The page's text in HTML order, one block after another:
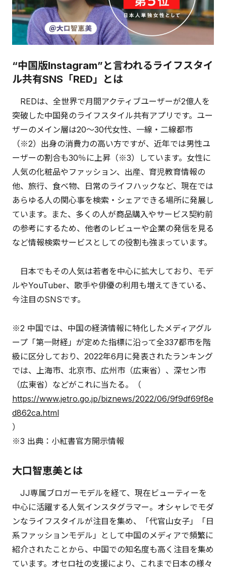
“中国版Instagram”と言われるライフスタイ
ル共有SNS「RED」とは
REDは、全世界で月間アクティブユーザーが2億人を
突破した中国発のライフスタイル共有アプリです。ユー
ザーのメイン層は20〜30代女性、一線・二線都市
（※2）出身の消費力の高い方ですが、近年では男性ユ
ーザーの割合も30％に上昇（※3）しています。女性に
人気の化粧品やファッション、出産、育児教育情報の
他、旅行、食べ物、日常のライフハックなど、現在では
あらゆる人の関心事を検索・シェアできる場所に発展し
ています。また、多くの人が商品購入やサービス契約前
の参考にするため、他者のレビューや企業の発信を見る
など情報検索サービスとしての役割も強まっています。
日本でもその人気は若者を中心に拡大しており、モデ
ルやYouTuber、歌手や俳優の利用も増えてきている、
今注目のSNSです。
※2 中国では、中国の経済情報に特化したメディアグル
ープ「第一財経」が定めた指標に沿って全337都市を階
級に区分しており、2022年6月に発表されたランキング
では、上海市、北京市、広州市（広東省）、深セン市
（広東省）などがこれに当たる。（
https://www.jetro.go.jp/biznews/2022/06/9f9df69f8e
d862ca.html
）
※3 出典：小紅書官方開示情報
大口智恵美とは
JJ専属ブロガーモデルを経て、現在ビューティーを
中心に活躍する人気インスタグラマー。オシャレでモダ
ンなライフスタイルが注目を集め、「代官山女子」「日
系ファッションモデル」として中国のメディアで頻繁に
紹介されたことから、中国での知名度も高く注目を集め
ています。オセロ社の支援により、これまで日本の様々